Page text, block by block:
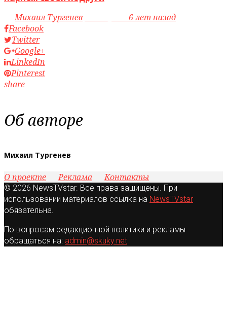
byМихаил Тургенев
6 лет назад
Facebook
Twitter
Google+
LinkedIn
Pinterest
share
Об авторе
Михаил Тургенев
О проекте Реклама Контакты
© 2026 NewsTVstar. Все права защищены. При
использовании материалов ссылка на NewsTVstar
обязательна.
По вопросам редакционной политики и рекламы
обращаться на: admin@skuky.net